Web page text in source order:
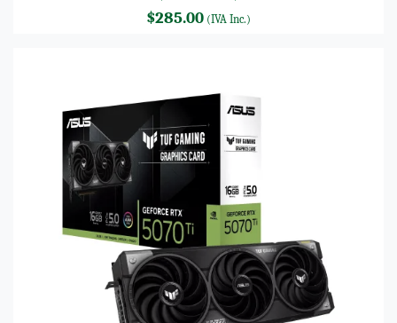
$285.00 (IVA Inc.)